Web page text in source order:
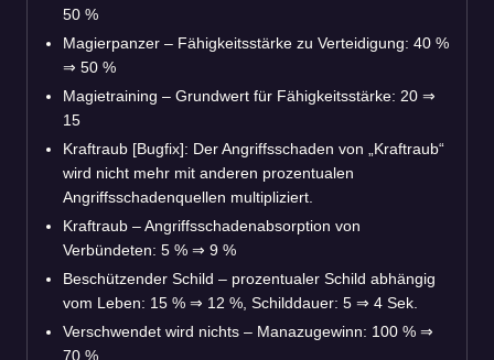
50 %
Magierpanzer – Fähigkeitsstärke zu Verteidigung: 40 %
⇒ 50 %
Magietraining – Grundwert für Fähigkeitsstärke: 20 ⇒
15
Kraftraub [Bugfix]: Der Angriffsschaden von „Kraftraub“
wird nicht mehr mit anderen prozentualen
Angriffsschadenquellen multipliziert.
Kraftraub – Angriffsschadenabsorption von
Verbündeten: 5 % ⇒ 9 %
Beschützender Schild – prozentualer Schild abhängig
vom Leben: 15 % ⇒ 12 %, Schilddauer: 5 ⇒ 4 Sek.
Verschwendet wird nichts – Manazugewinn: 100 % ⇒
70 %